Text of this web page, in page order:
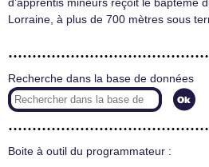
Lorraine, à plus de 700 mètres sous
Recherche dans la base de données
Boite à outil du programmateur :